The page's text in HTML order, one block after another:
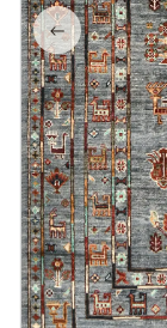
←